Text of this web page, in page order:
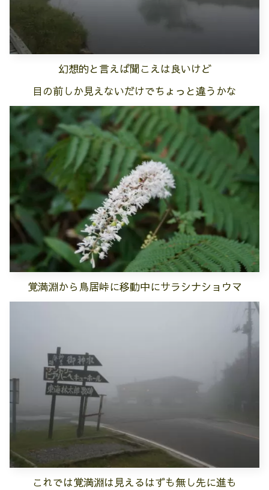
幻想的と言えば聞こえは良いけど
目の前しか見えないだけでちょっと違うかな
覚満淵から鳥居峠に移動中にサラシナショウマ
これでは覚満淵は見えるはずも無し先に進も